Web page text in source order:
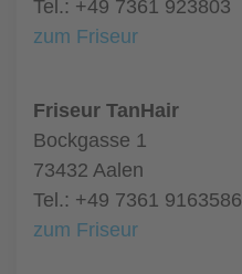
Tel.: +49 7361 923803
zum Friseur
Friseur TanHair
Bockgasse 1
73432 Aalen
Tel.: +49 7361 9163586
zum Friseur